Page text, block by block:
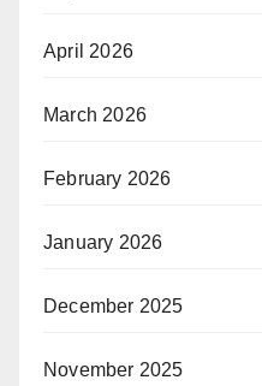
April 2026
March 2026
February 2026
January 2026
December 2025
November 2025